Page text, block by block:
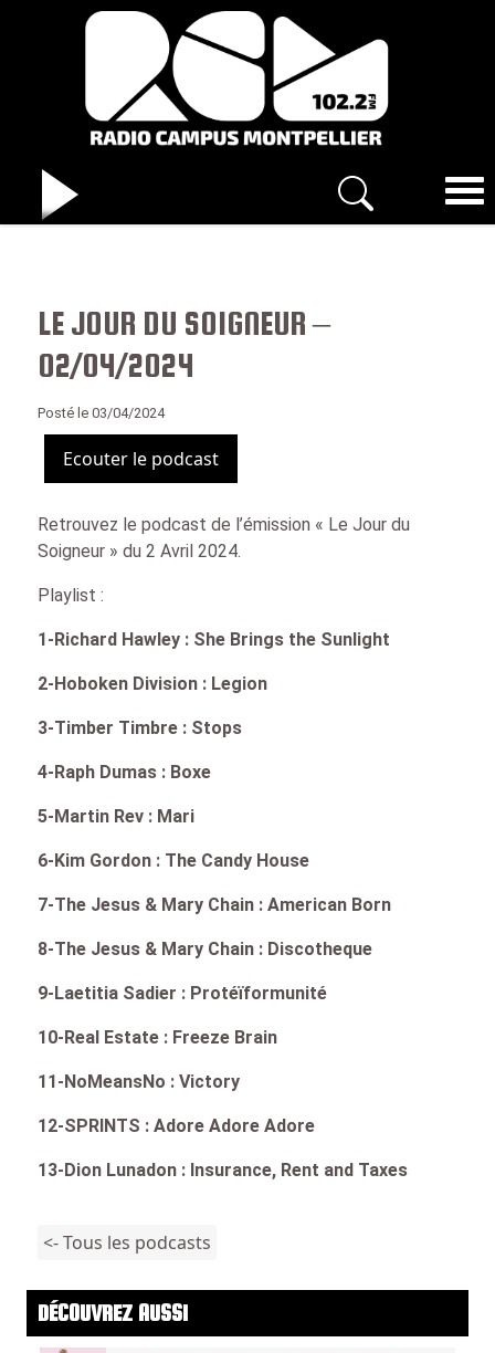
LE JOUR DU SOIGNEUR –
02/04/2024
Posté le 03/04/2024
Ecouter le podcast
Retrouvez le podcast de l’émission « Le Jour du
Soigneur » du 2 Avril 2024.
Playlist :
1-Richard Hawley : She Brings the Sunlight
2-Hoboken Division : Legion
3-Timber Timbre : Stops
4-Raph Dumas : Boxe
5-Martin Rev : Mari
6-Kim Gordon : The Candy House
7-The Jesus & Mary Chain : American Born
8-The Jesus & Mary Chain : Discotheque
9-Laetitia Sadier : Protéïformunité
10-Real Estate : Freeze Brain
11-NoMeansNo : Victory
12-SPRINTS : Adore Adore Adore
13-Dion Lunadon : Insurance, Rent and Taxes
<- Tous les podcasts
DÉCOUVREZ AUSSI